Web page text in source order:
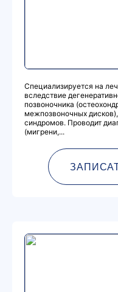
Специализируется на
вследствие
позвоночника
межпозвоночных
синдромов. Проводит
(мигрени,...